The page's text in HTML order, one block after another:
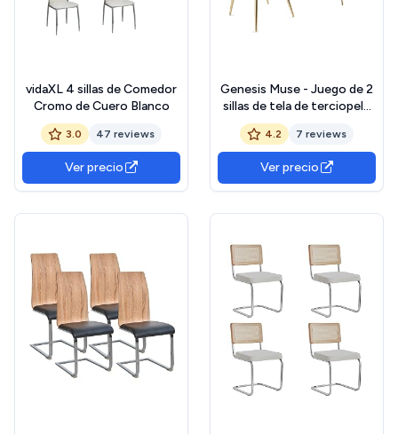
vidaXL 4 sillas de Comedor
Cromo de Cuero Blanco
3.0 47 reviews
Ver precio
Genesis Muse - Juego de 2
sillas de tela de terciopelo
con patas de tubo de metal
con acabado cromado
dorado (gris pardo)
4.2 7 reviews
Ver precio